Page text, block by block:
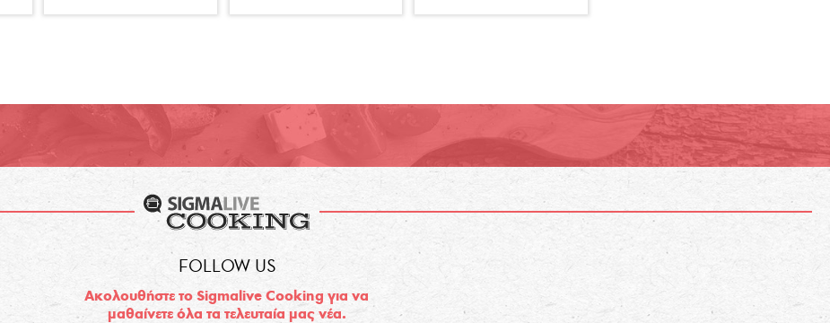
FOLLOW US
Ακολουθήστε το Sigmalive Cooking για να
μαθαίνετε όλα τα τελευταία μας νέα.